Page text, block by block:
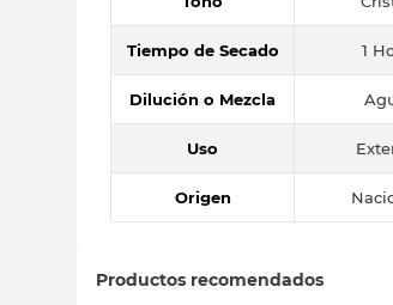
Tiempo de Secado 1
Dilución o Mezcla
Uso
Origen
Productos recomendados